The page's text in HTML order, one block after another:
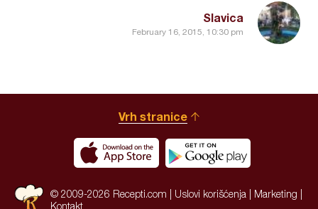
Slavica
February 16, 2015, 10:30 pm
Vrh stranice
© 2009-2026 Recepti.com | Uslovi korišćenja Marketing
Kontakt